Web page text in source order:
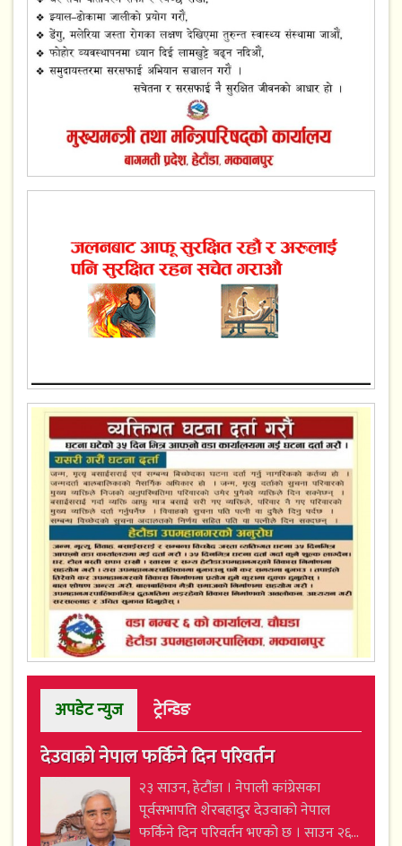
अपडेट न्युज ट्रेन्डिङ
देउवाको नेपाल फर्किने दिन परिवर्तन
२३ साउन, हेटौंडा । नेपाली कांग्रेसका
पूर्वसभापति शेरबहादुर देउवाको नेपाल
फर्किने दिन परिवर्तन भएको छ । साउन २६...